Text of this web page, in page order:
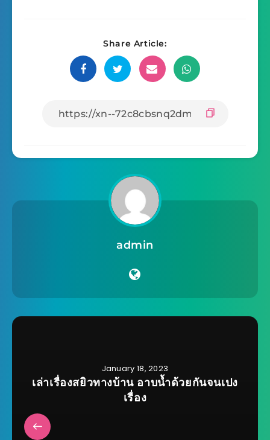
Share Article:
admin
January 18, 2023
เล่าเรื่องสยิวทางบ้าน อาบน้ำด้วยกันจนเปง
เรื่อง